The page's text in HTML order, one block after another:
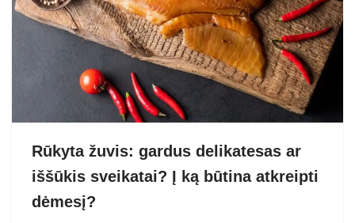
Rūkyta žuvis: gardus delikatesas ar
iššūkis sveikatai? Į ką būtina atkreipti
dėmesį?